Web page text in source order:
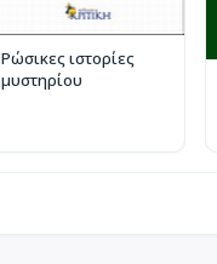
Ρώσικες ιστορίες
μυστηρίου